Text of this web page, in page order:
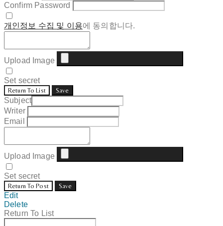
Confirm Password
개인정보 수집 및 이용에 동의합니다.
Upload Image
Set secret
Return To List Save
Subject
Writer
Email
Upload Image
Set secret
Return To Post Save
Edit
Delete
Return To List